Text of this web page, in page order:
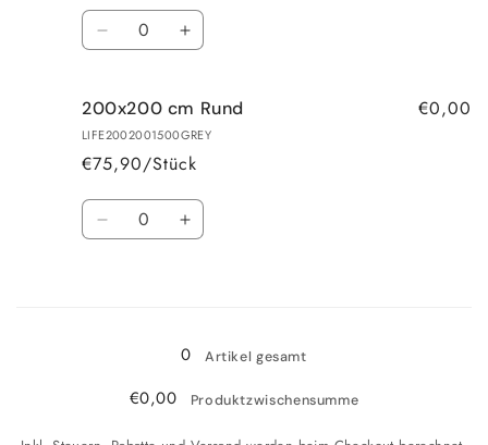
Anzahl
Verringere
für
160x160
cm
Rund
Erhöhe
für
160x160
cm
Rund
200x200 cm Rund
LIFE2002001500GREY
€75,90/Stück
€0,00
Anzahl
VerringereErhöhe
cm
Rund
0
Artikel gesamt
€0,00 Produktzwischensumme